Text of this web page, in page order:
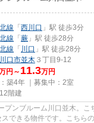
線 「 西川口 」駅 徒歩3分
線 「 蕨 」駅 徒歩28分
線 「 川口 」駅 徒歩28分
川口市並木 ３丁目9-12
円～ 11.3万円
築4年 ｜募集中： 2室
階建
プンブルーム川口並木。こ
できる物件です。こちら